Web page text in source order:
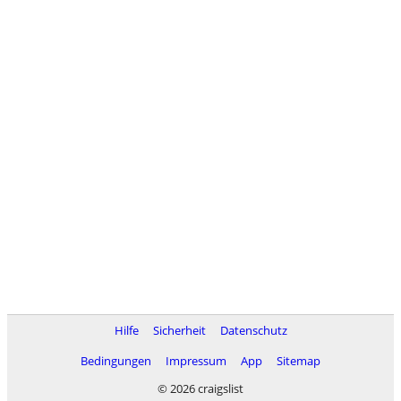
Hilfe Sicherheit
Datenschutz
Bedingungen
Impressum App
Sitemap
© 2026 craigslist